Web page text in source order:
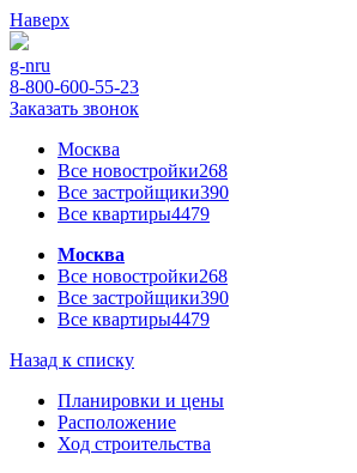
Наверх
g-nru
8-800-600-55-23
Заказать звонок
Москва
Все новостройки268
Все застройщики390
Все квартиры4479
Москва
Все новостройки268
Все застройщики390
Все квартиры4479
Назад к списку
Планировки и цены
Расположение
Ход строительства